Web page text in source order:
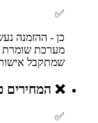
✅
כן - ההזמנה
שמתקבל
❌ המחירים
✅